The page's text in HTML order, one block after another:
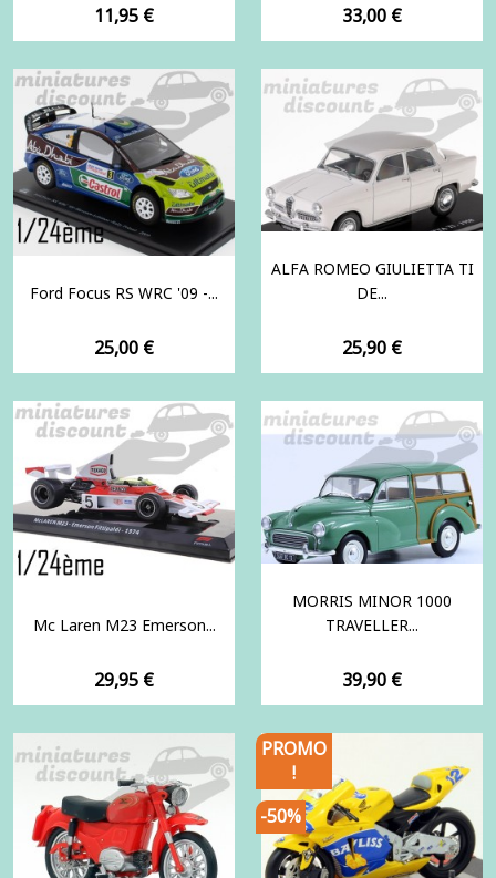
Prix
11,95 € Prix
33,00 €
Ford Focus RS WRC '09 -...
Prix
25,00 €
ALFA ROMEO GIULIETTA TI
DE...
Prix
25,90 €
Mc Laren M23 Emerson...
Prix
29,95 €
MORRIS MINOR 1000
TRAVELLER...
Prix
39,90 €
PROMO
!
-50%